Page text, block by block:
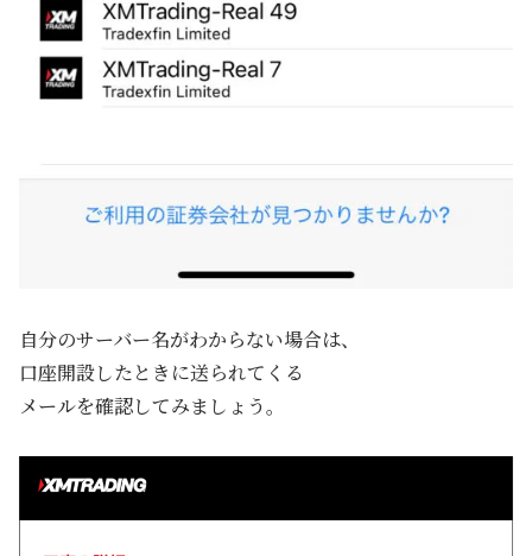
自分のサーバー名がわからない場合は、
口座開設したときに送られてくる
メールを確認してみましょう。